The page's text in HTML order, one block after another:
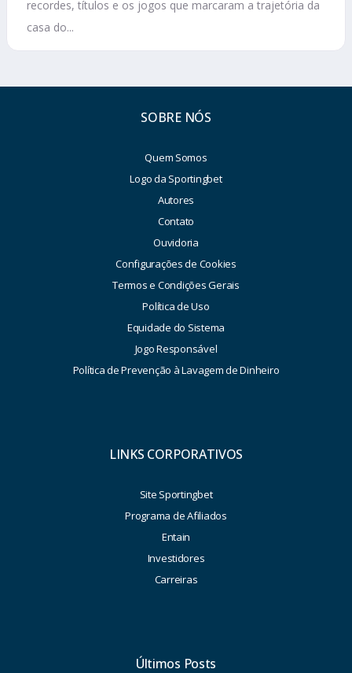
recordes, títulos e os jogos que marcaram a trajetória da
casa do...
SOBRE NÓS
Quem Somos
Logo da Sportingbet
Autores
Contato
Ouvidoria
Configurações de Cookies
Termos e Condições Gerais
Política de Uso
Equidade do Sistema
Jogo Responsável
Política de Prevenção à Lavagem de Dinheiro
LINKS CORPORATIVOS
Site Sportingbet
Programa de Afiliados
Entain
Investidores
Carreiras
Últimos Posts